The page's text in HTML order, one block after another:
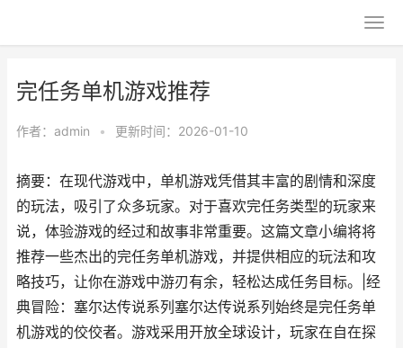
完任务单机游戏推荐
作者： admin • 更新时间：2026-01-10
摘要：在现代游戏中，单机游戏凭借其丰富的剧情和深度
的玩法，吸引了众多玩家。对于喜欢完任务类型的玩家来
说，体验游戏的经过和故事非常重要。这篇文章小编将将
推荐一些杰出的完任务单机游戏，并提供相应的玩法和攻
略技巧，让你在游戏中游刃有余，轻松达成任务目标。|经
典冒险：塞尔达传说系列塞尔达传说系列始终是完任务单
机游戏的佼佼者。游戏采用开放全球设计，玩家在自在探